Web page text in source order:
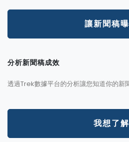
讓新聞稿
分析新聞稿成效
透過Trek數據平台的分析讓您知道你的新
我想了解